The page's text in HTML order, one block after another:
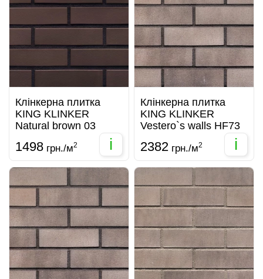
Клінкерна плитка
KING KLINKER
Natural brown 03
1498 грн./м2 i
Клінкерна плитка
KING KLINKER
Vestero`s walls HF73
2382 грн./м2 i